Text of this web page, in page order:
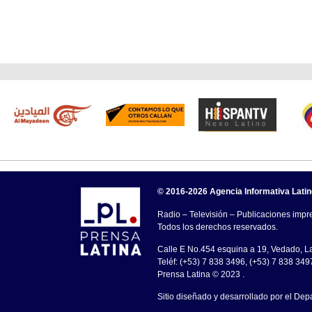
© 2016-2026 Agencia Informativa
Radio – Televisión – Publicaciones
Todos los derechos reservados.
Calle E No.454 esquina a 19, Vedado,
Teléf: (+53) 7 838 3496, (+53) 7 838
Prensa Latina © 2023 .
Sitio diseñado y desarrollado por el